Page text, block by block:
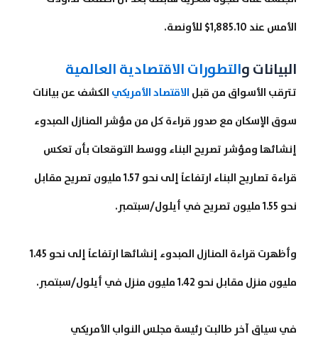
الأمس عند 1,885.10$ للأونصة.
البيانات والتطورات الاقتصادية العالمية
تترقب الأسواق من قبل الاقتصاد الأمريكي الكشف عن بيانات
سوق الإسكان مع صدور قراءة كل من مؤشر المنازل المبدوء
إنشائها ومؤشر تصريح البناء ووسط التوقعات بأن تعكس
قراءة تصاريح البناء ارتفاعاً إلى نحو 1.57 مليون تصريح مقابل
نحو 1.55 مليون تصريح في أيلول/سبتمبر.
وأظهرت قراءة المنازل المبدوء إنشائها ارتفاعاً إلى نحو 1.45
مليون منزل مقابل نحو 1.42 مليون منزل في أيلول/سبتمبر.
في سياق آخر طالبت رئيسة مجلس النواب الأمريكي